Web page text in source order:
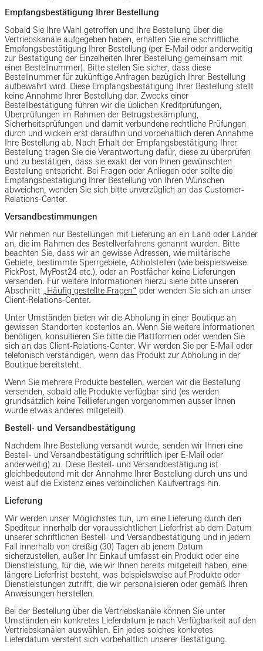
Empfangsbestätigung Ihrer Bestellung
Sobald Sie Ihre Wahl getroffen und Ihre Bestellung über die
Vertriebskanäle aufgegeben haben, erhalten Sie eine schriftliche
Empfangsbestätigung Ihrer Bestellung (per E-Mail oder anderweitig
zur Bestätigung der Einzelheiten Ihrer Bestellung gemeinsam mit
einer Bestellnummer). Bitte stellen Sie sicher, dass diese
Bestellnummer für zukünftige Anfragen bezüglich Ihrer Bestellung
aufbewahrt wird. Diese Empfangsbestätigung Ihrer Bestellung stellt
keine Annahme Ihrer Bestellung dar. Zwecks einer
Bestellbestätigung führen wir die üblichen Kreditprüfungen,
Überprüfungen im Rahmen der Betrugsbekämpfung,
Sicherheitsprüfungen und damit verbundene rechtliche Prüfungen
durch und wickeln erst daraufhin und vorbehaltlich deren Annahme
Ihre Bestellung ab. Nach Erhalt der Empfangsbestätigung Ihrer
Bestellung tragen Sie die Verantwortung dafür, diese zu überprüfen
und zu bestätigen, dass sie exakt der von Ihnen gewünschten
Bestellung entspricht. Bei Fragen oder Anliegen oder sollte die
Empfangsbestätigung Ihrer Bestellung von Ihren Wünschen
abweichen, wenden Sie sich bitte unverzüglich an das Customer-
Relations-Center.
Versandbestimmungen
Wir nehmen nur Bestellungen mit Lieferung an ein Land oder Länder
an, die im Rahmen des Bestellverfahrens genannt wurden. Bitte
beachten Sie, dass wir an gewisse Adressen, wie militärische
Gebiete, bestimmte Sperrgebiete, Abholstellen (wie beispielsweise
PickPost, MyPost24 etc.), oder an Postfächer keine Lieferungen
versenden. Für weitere Informationen hierzu siehe bitte unseren
Abschnitt
„Häufig gestellte Fragen“ oder wenden Sie sich an unser
Client-Relations-Center.
Unter Umständen bieten wir die Abholung in einer Boutique an
gewissen Standorten kostenlos an. Wenn Sie weitere Informationen
benötigen, konsultieren Sie bitte die Plattformen oder wenden Sie
sich an das Client-Relations-Center. Wir werden Sie per E-Mail oder
telefonisch verständigen, wenn das Produkt zur Abholung in der
Boutique bereitsteht.
Wenn Sie mehrere Produkte bestellen, werden wir die Bestellung
versenden, sobald alle Produkte verfügbar sind (es werden
grundsätzlich keine Teillieferungen vorgenommen ausser Ihnen
wurde etwas anderes mitgeteilt).
Bestell- und Versandbestätigung
Nachdem Ihre Bestellung versandt wurde, senden wir Ihnen eine
Bestell- und Versandbestätigung schriftlich (per E-Mail oder
anderweitig) zu. Diese Bestell- und Versandbestätigung ist
gleichbedeutend mit der Annahme Ihrer Bestellung durch uns und
weist auf die Existenz eines verbindlichen Kaufvertrags hin.
Lieferung
Wir werden unser Möglichstes tun, um eine Lieferung durch den
Spediteur innerhalb der voraussichtlichen Lieferfrist ab dem Datum
unserer schriftlichen Bestell- und Versandbestätigung und in jedem
Fall innerhalb von dreißig (30) Tagen ab jenem Datum
sicherzustellen, außer Ihr Einkauf umfasst ein Produkt oder eine
Dienstleistung, für die, wie wir Ihnen bereits mitgeteilt haben, eine
längere Lieferfrist besteht, was beispielsweise auf Produkte oder
Dienstleistungen zutrifft, die wir personalisieren oder gemäß Ihren
Anweisungen herstellen.
Bei der Bestellung über die Vertriebskanäle können Sie unter
Umständen ein konkretes Lieferdatum je nach Verfügbarkeit auf den
Vertriebskanälen auswählen. Ein jedes solches konkretes
Lieferdatum versteht sich vorbehaltlich unserer Bestätigung.